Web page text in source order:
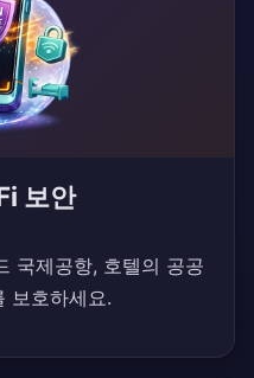
보안
국제공항, 호텔의 공공
보호하세요.